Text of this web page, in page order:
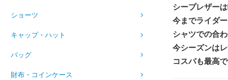
ショーツ
キャップ・ハット
バッグ
財布・コインケース
シープレザー
今までライダ
シャツでの合
今シーズンは
コスパも最高